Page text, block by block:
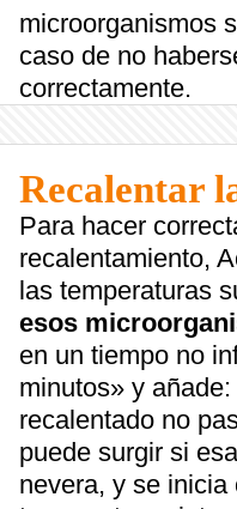
microorganismos
caso de no
correctamente.
Recalentar
Para hacer
recalentamiento,
las temperaturas
esos
en un tiempo no
minutos» y
recalentado no
puede surgir si
nevera, y se